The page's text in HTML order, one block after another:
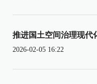
推进国土空间治理现代
2026-02-05 16:22